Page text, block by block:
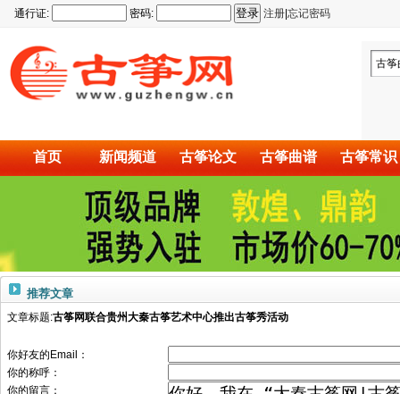
通行证: 密码: 注册 忘记密码
古筝
首页 新闻频道 古筝论文 古筝曲谱 古筝常识
推荐文章
文章标题:古筝网联合贵州大秦古筝艺术中心推出古筝秀活动
你好友的Email：
你的称呼：
你的留言：